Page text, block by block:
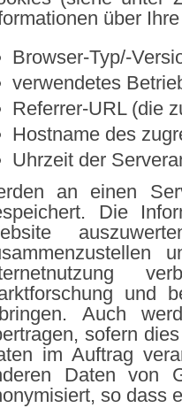
über
Browser-Typ/-
verwendetes
Referrer-URL (die
Hostname des
Uhrzeit der
an einen
Die
und
Auch
sofern
im Auftrag
Daten von
so dass